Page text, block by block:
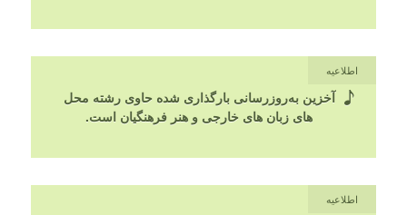
اطلاعیه
آخزین به‌روزرسانی بارگذاری شده حاوی رشته محل
های زبان های خارجی و هنر فرهنگیان است.
اطلاعیه